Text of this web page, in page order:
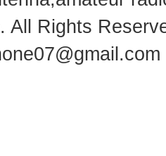
. All Rights